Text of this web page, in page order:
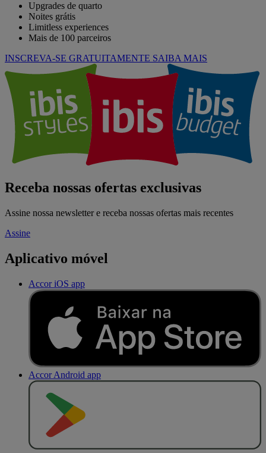
Upgrades de quarto
Noites grátis
Limitless experiences
Mais de 100 parceiros
INSCREVA-SE GRATUITAMENTE SAIBA MAIS
Receba nossas ofertas exclusivas
Assine nossa newsletter e receba nossas ofertas mais recentes
Assine
Aplicativo móvel
Accor iOS app
Accor Android app